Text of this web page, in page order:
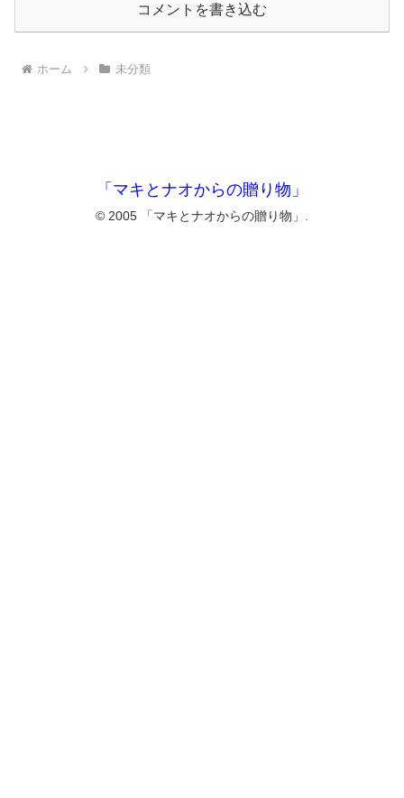
コメントを書き込む
ホーム 未分類
「マキとナオからの贈り物」
© 2005 「マキとナオからの贈り物」.